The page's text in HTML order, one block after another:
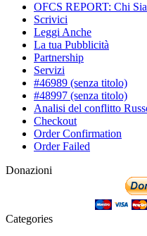
OFCS REPORT: Chi
Scrivici
Leggi Anche
La tua Pubblicità
Partnership
Servizi
#46989 (senza titolo)
#48997 (senza titolo)
Analisi del conflitto
Checkout
Order Confirmation
Order Failed
Donazioni
Categories